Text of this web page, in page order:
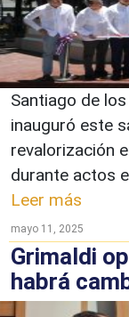
Santiago de
inauguró este
revalorización
durante actos
Leer más
mayo 11, 2025
Grimaldi
habrá